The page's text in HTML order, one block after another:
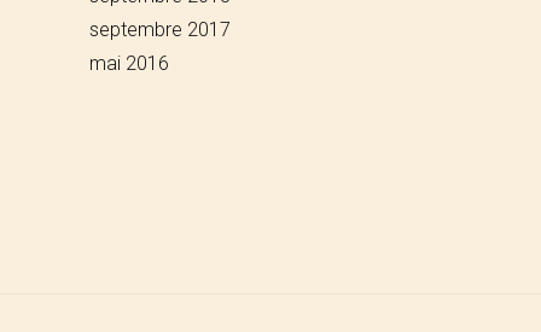
septembre 2017
mai 2016